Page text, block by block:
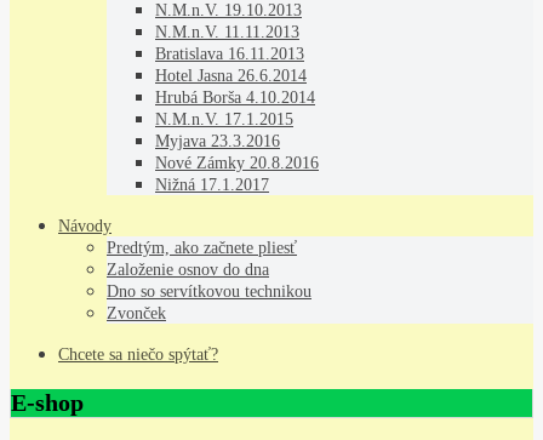
N.M.n.V. 19.10.2013
N.M.n.V. 11.11.2013
Bratislava 16.11.2013
Hotel Jasna 26.6.2014
Hrubá Borša 4.10.2014
N.M.n.V. 17.1.2015
Myjava 23.3.2016
Nové Zámky 20.8.2016
Nižná 17.1.2017
Návody
Predtým, ako začnete pliesť
Založenie osnov do dna
Dno so servítkovou technikou
Zvonček
Chcete sa niečo spýtať?
E-shop